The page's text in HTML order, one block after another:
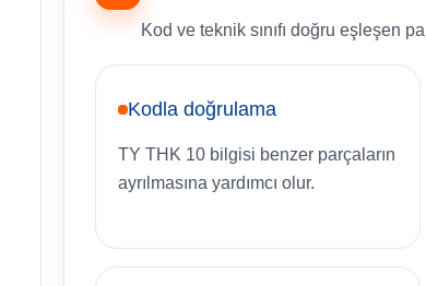
Kod ve teknik sınıfı doğru eşleşen
Kodla doğrulama
TY THK 10 bilgisi benzer parçaların
ayrılmasına yardımcı olur.